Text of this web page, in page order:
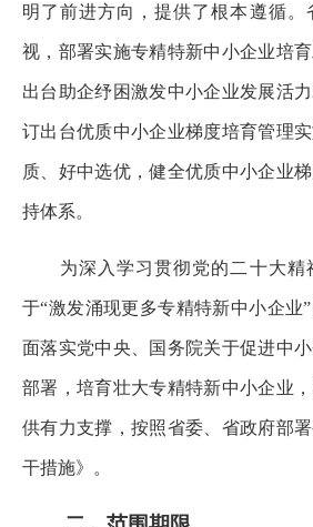
明了前进方向，提供了根本遵循。
视，部署实施专精特新中小企业培
出台助企纾困激发中小企业发展活
订出台优质中小企业梯度培育管理
质、好中选优，健全优质中小企业
持体系。
为深入学习贯彻党的二十大精
于“激发涌现更多专精特新中小企业
面落实党中央、国务院关于促进中
部署，培育壮大专精特新中小企业
供有力支撑，按照省委、省政府部
干措施》。